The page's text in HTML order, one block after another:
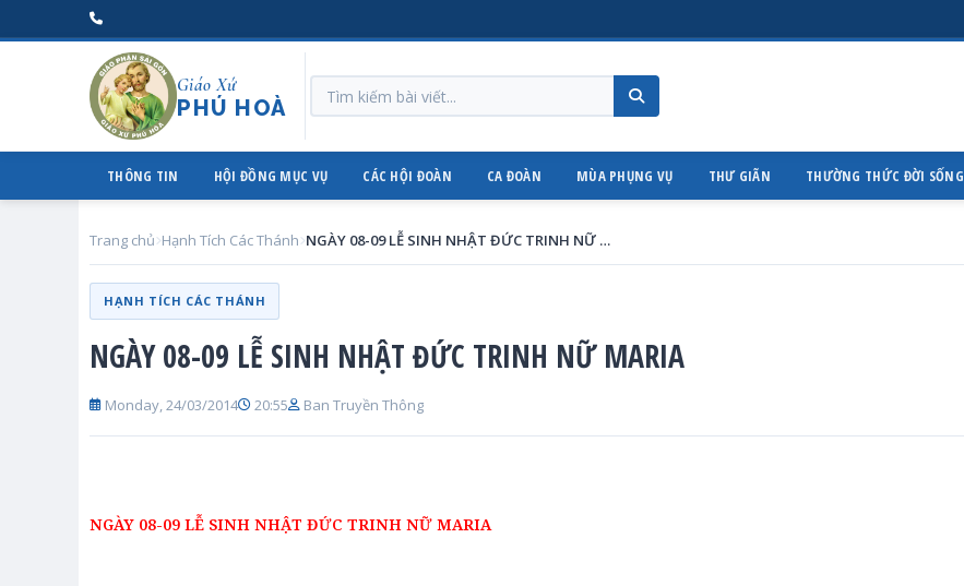
Giáo Xứ
PHÚ HOÀ
THÔNG TIN HỘI ĐỒNG MỤC VỤ CÁC HỘI ĐOÀN CA ĐOÀN MÙA PHỤNG VỤ THƯ GIÃN THƯỜNG THỨC ĐỜI SỐNG
Trang chủ Hạnh Tích Các Thánh NGÀY 08-09 LỄ SINH NHẬT ĐỨC TRINH NỮ MARIA
HẠNH TÍCH CÁC THÁNH
NGÀY 08-09 LỄ SINH NHẬT ĐỨC TRINH NỮ MARIA
Monday, 24/03/2014 20:55 Ban Truyền Thông
NGÀY 08-09 LỄ SINH NHẬT ĐỨC TRINH NỮ MARIA